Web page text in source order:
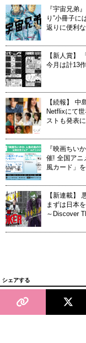
『宇宙兄弟
り”小冊子に
返りに便利
【新人賞】
今月は計13
【続報】 中
Netflixにて
ストも発表に
『映画ちい
催! 全国アニ
風カード」
【新連載】
まずは日本
～Discover
シェアする